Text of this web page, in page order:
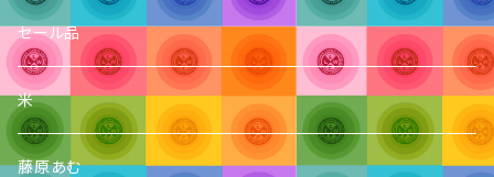
セール品
米
藤原あむ